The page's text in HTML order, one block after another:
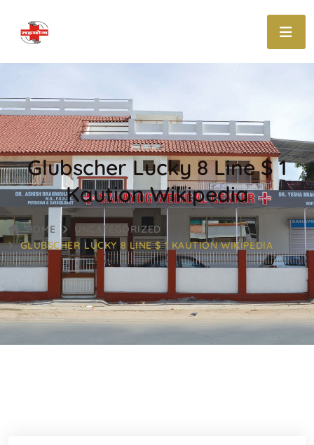
Glubscher Lucky 8 Line $ 1
Kaution Wikipedia
HOME
UNCATEGORIZED
GLUBSCHER LUCKY 8 LINE $ 1 KAUTION WIKIPEDIA